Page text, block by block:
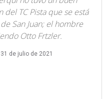
TC Pista que se está
San Juan; el hombre
Otto Frtzler.
31 de julio de 2021